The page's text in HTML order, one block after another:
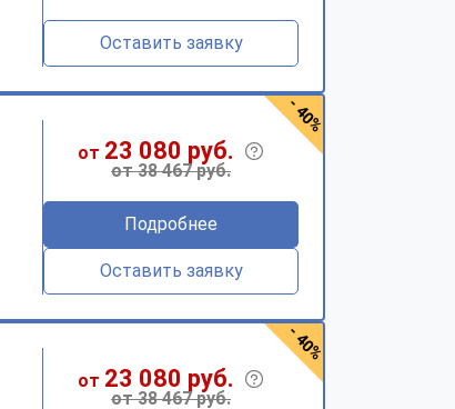
Оставить заявку
от 23 080 руб.
от 38 467 руб.
Подробнее
Оставить заявку
- 40%
от 23 080 руб.
от 38 467 руб.
- 40%